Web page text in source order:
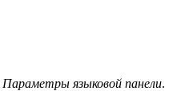
Параметры языковой панели.